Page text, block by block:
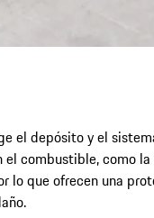
el depósito y el
combustible, como
que ofrecen una